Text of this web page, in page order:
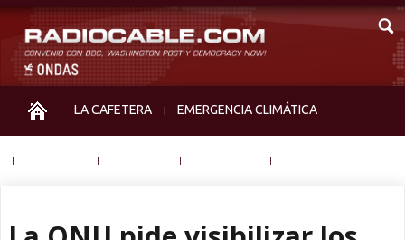
LA CAFETERA EMERGENCIA CLIMÁTICA